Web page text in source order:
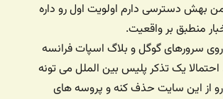
بهش دسترسی دارم اولویت اول رو داره
منطبق بر واقعیت.
سرورهای گوگل و بلاگ اسپات فرانسه
یک تذکر پلیس بین الملل می تونه
رو از این سایت حذف کنه و پروسه های